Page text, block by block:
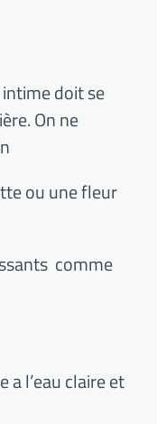
doit se
On ne
ou une fleur
comme
l’eau claire et